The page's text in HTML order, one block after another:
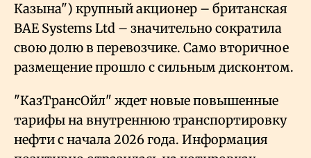
Казына") крупный акционер – британская
BAE Systems Ltd – значительно сократила
свою долю в перевозчике. Само вторичное
размещение прошло с сильным дисконтом.
"КазТрансОйл" ждет новые повышенные
тарифы на внутреннюю транспортировку
нефти с начала 2026 года. Информация